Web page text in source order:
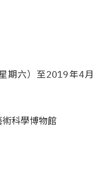
期六）至2019年4月
科學博物館